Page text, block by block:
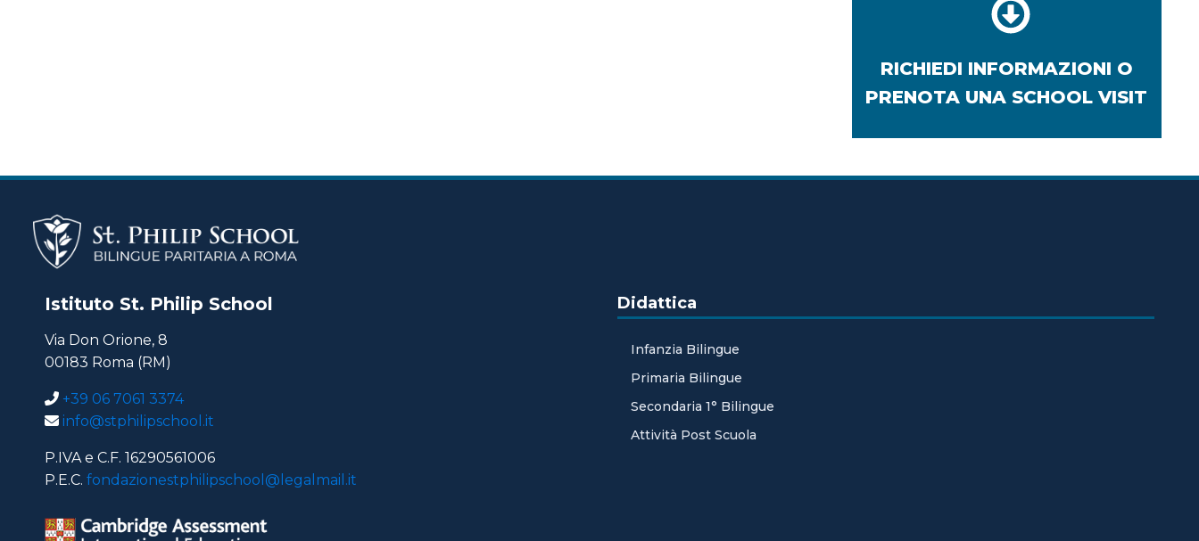
RICHIEDI INFORMAZIONI O
PRENOTA UNA SCHOOL VISIT
Istituto St. Philip School
Via Don Orione, 8
00183 Roma (RM)
+39 06 7061 3374
info@stphilipschool.it
P.IVA e C.F. 16290561006
P.E.C. fondazionestphilipschool@legalmail.it
Didattica
Infanzia Bilingue
Primaria Bilingue
Secondaria 1° Bilingue
Attività Post Scuola